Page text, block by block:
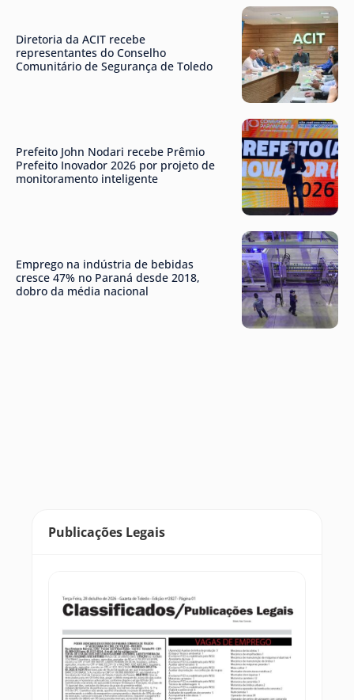
Diretoria da ACIT recebe
representantes do Conselho
Comunitário de Segurança de Toledo
Prefeito John Nodari recebe Prêmio
Prefeito Inovador 2026 por projeto de
monitoramento inteligente
Emprego na indústria de bebidas
cresce 47% no Paraná desde 2018,
dobro da média nacional
Publicações Legais